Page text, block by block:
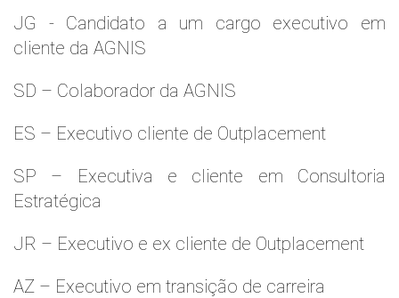
JG - Candidato a um cargo executivo em
cliente da AGNIS
SD – Colaborador da AGNIS
ES – Executivo cliente de Outplacement
SP – Executiva e cliente em Consultoria
Estratégica
JR – Executivo e ex cliente de Outplacement
AZ – Executivo em transição de carreira